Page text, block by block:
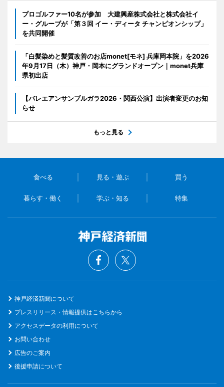
プロゴルファー10名が参加 大建興産株式会社と株式会社イ
ー・グルーブが「第３回 イー・ディータ チャンピオンシップ」
を共同開催
「白髪染めと髪質改善のお店monet[モネ] 兵庫岡本院」を2026
年9月17日（木）神戸・岡本にグランドオープン｜monet兵庫
県初出店
【バレエアンサンブルガラ2026・関西公演】出演者変更のお知
らせ
もっと見る
食べる 見る・遊ぶ 買う
暮らす・働く 学ぶ・知る 特集
神戸経済新聞について
プレスリリース・情報提供はこちらから
アクセスデータの利用について
お問い合わせ
広告のご案内
後援申請について